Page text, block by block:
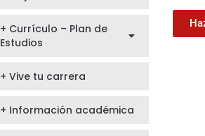
+ Currículo – Plan de
Estudios
+ Vive tu carrera
+ Información académica